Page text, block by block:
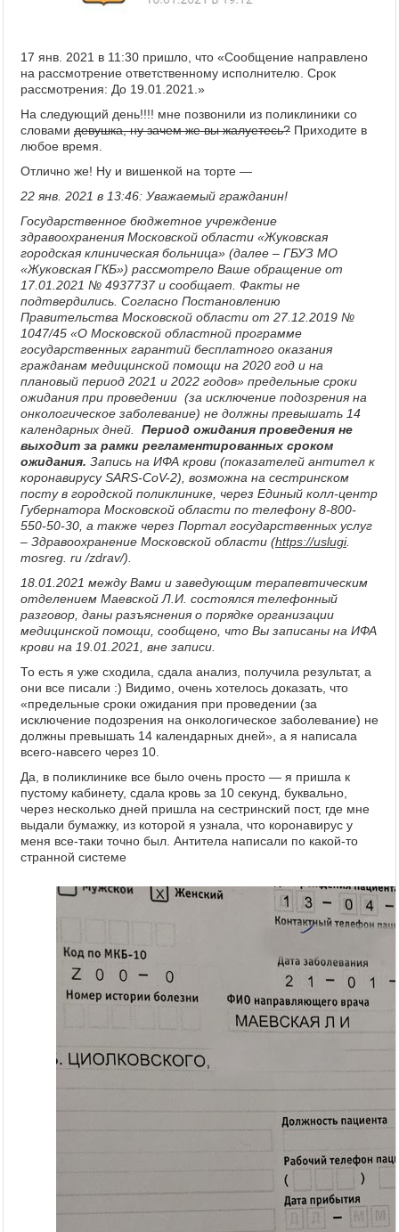
17 янв. 2021 в 11:30 пришло, что «Сообщение направлено
на рассмотрение ответственному исполнителю. Срок
рассмотрения: До 19.01.2021.»
На следующий день!!!! мне позвонили из поликлиники со
словами девушка, ну зачем же вы жалуетесь? Приходите в
любое время.
Отлично же! Ну и вишенкой на торте —
22 янв. 2021 в 13:46: Уважаемый гражданин!
Государственное бюджетное учреждение
здравоохранения Московской области «Жуковская
городская клиническая больница» (далее – ГБУЗ МО
«Жуковская ГКБ») рассмотрело Ваше обращение от
17.01.2021 № 4937737 и сообщает. Факты не
подтвердились. Согласно Постановлению
Правительства Московской области от 27.12.2019 №
1047/45 «О Московской областной программе
государственных гарантий бесплатного оказания
гражданам медицинской помощи на 2020 год и на
плановый период 2021 и 2022 годов» предельные сроки
ожидания при проведении (за исключение подозрения на
онкологическое заболевание) не должны превышать 14
календарных дней. Период ожидания проведения не
выходит за рамки регламентированных сроком
ожидания. Запись на ИФА крови (показателей антител к
коронавирусу SARS-CoV-2), возможна на сестринском
посту в городской поликлинике, через Единый колл-центр
Губернатора Московской области по телефону 8-800-
550-50-30, а также через Портал государственных услуг
– Здравоохранение Московской области (https://uslugi.
mosreg. ru /zdrav/).
18.01.2021 между Вами и заведующим терапевтическим
отделением Маевской Л.И. состоялся телефонный
разговор, даны разъяснения о порядке организации
медицинской помощи, сообщено, что Вы записаны на ИФА
крови на 19.01.2021, вне записи.
То есть я уже сходила, сдала анализ, получила результат, а
они все писали :) Видимо, очень хотелось доказать, что
«предельные сроки ожидания при проведении (за
исключение подозрения на онкологическое заболевание) не
должны превышать 14 календарных дней», а я написала
всего-навсего через 10.
Да, в поликлинике все было очень просто — я пришла к
пустому кабинету, сдала кровь за 10 секунд, буквально,
через несколько дней пришла на сестринский пост, где мне
выдали бумажку, из которой я узнала, что коронавирус у
меня все-таки точно был. Антитела написали по какой-то
странной системе